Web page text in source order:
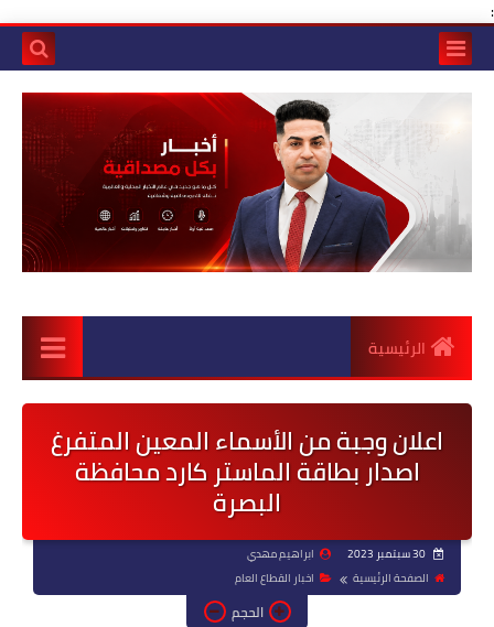
:
الرئيسية
اعلان وجبة من الأسماء المعين المتفرغ
اصدار بطاقة الماستر كارد محافظة
البصرة
30 سبتمبر 2023
ابراهيم مهدي
الصفحة الرئيسية
اخبار القطاع العام
الحجم